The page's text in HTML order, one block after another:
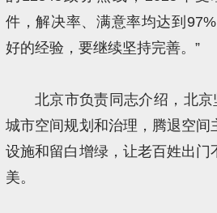
件，解决率、满意率均达到
好的经验，要继续坚持完善。”
北京市负责同志介绍，北京
城市空间规划和治理，腾退空间
设施和留白增绿，让老百姓出门
美。